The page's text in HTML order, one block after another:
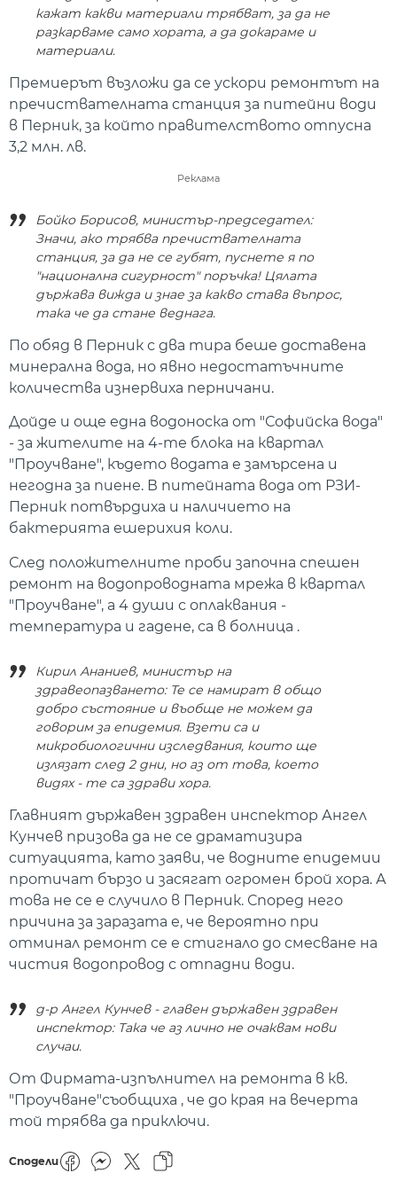
кажат какви материали трябват, за да не
разкарваме само хората, а да докараме и
материали.
Премиерът възложи да се ускори ремонтът на
пречиствателната станция за питейни води
в Перник, за който правителството отпусна
3,2 млн. лв.
Реклама
Бойко Борисов, министър-председател:
Значи, ако трябва пречиствателната
станция, за да не се губят, пуснете я по
"национална сигурност" поръчка! Цялата
държава вижда и знае за какво става въпрос,
така че да стане веднага.
По обяд в Перник с два тира беше доставена
минерална вода, но явно недостатъчните
количества изнервиха перничани.
Дойде и още една водоноска от "Софийска вода"
- за жителите на 4-те блока на квартал
"Проучване", където водата е замърсена и
негодна за пиене. В питейната вода от РЗИ-
Перник потвърдиха и наличието на
бактерията ешерихия коли.
След положителните проби започна спешен
ремонт на водопроводната мрежа в квартал
"Проучване", а 4 души с оплаквания -
температура и гадене, са в болница .
Кирил Ананиев, министър на
здравеопазването: Те се намират в общо
добро състояние и въобще не можем да
говорим за епидемия. Взети са и
микробиологични изследвания, които ще
излязат след 2 дни, но аз от това, което
видях - те са здрави хора.
Главният държавен здравен инспектор Ангел
Кунчев призова да не се драматизира
ситуацията, като заяви, че водните епидемии
протичат бързо и засягат огромен брой хора. А
това не се е случило в Перник. Според него
причина за заразата е, че вероятно при
отминал ремонт се е стигнало до смесване на
чистия водопровод с отпадни води.
д-р Ангел Кунчев - главен държавен здравен
инспектор: Така че аз лично не очаквам нови
случаи.
От Фирмата-изпълнител на ремонта в кв.
"Проучване"съобщиха , че до края на вечерта
той трябва да приключи.
Сподели